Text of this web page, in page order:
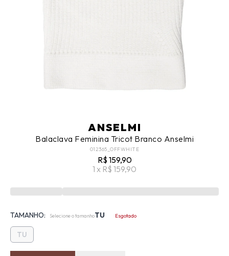
ANSELMI
Balaclava Feminina Tricot Branco Anselmi
012365_OFFWHITE
R$ 159,90
1 x R$ 159,90
TAMANHO: Selecione o tamanhoTU Esgotado
TU